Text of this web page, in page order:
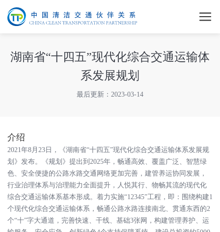
湖南省“十四五”现代化综合交通运输体
系发展规划
最后更新：2023-03-14
介绍
2021年8月23日，《湖南省“十四五”现代化综合交通运输体系发展规
划》发布。《规划》提出到2025年，畅通高效、覆盖广泛、智慧绿
色、安全便捷的公路水路交通网络更加完善，建管养运协同发展，
行业治理体系与治理能力全面提升，人悦其行、物畅其流的现代化
综合交通运输体系基本形成。着力实施“12345”工程，即：围绕构建1
个现代化综合交通运输体系，畅通公路水路连接南北、贯通东西的2
个“十”字大通道，完善快速、干线、基础3张网，构建管理养护、运